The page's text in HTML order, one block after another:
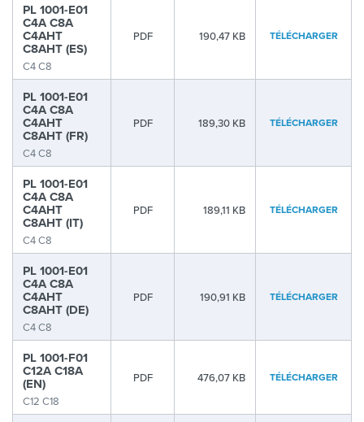
PL 1001-E01
C4A C8A
C4AHT
C8AHT (ES)
C4 C8
PDF 190,47 KB TÉLÉCHARGER
PL 1001-E01
C4A C8A
C4AHT
C8AHT (FR)
C4 C8
PDF 189,30 KB TÉLÉCHARGER
PL 1001-E01
C4A C8A
C4AHT
C8AHT (IT)
C4 C8
PDF 189,11 KB TÉLÉCHARGER
PL 1001-E01
C4A C8A
C4AHT
C8AHT (DE)
C4 C8
PDF 190,91 KB TÉLÉCHARGER
PL 1001-F01
C12A C18A
(EN)
C12 C18
PDF 476,07 KB TÉLÉCHARGER